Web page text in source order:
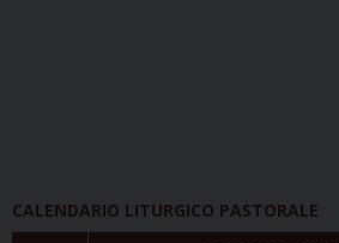
CALENDARIO LITURGICO PASTORALE